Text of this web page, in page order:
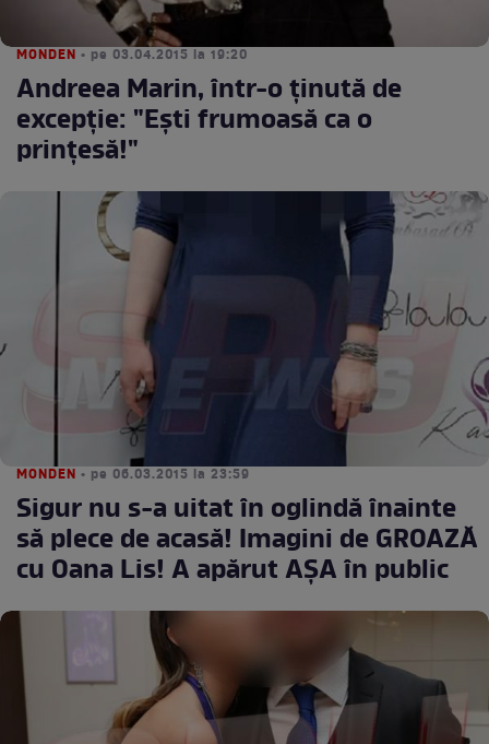
MONDEN • pe 03.04.2015 la 19:20
Andreea Marin, într-o ţinută de
excepţie: "Eşti frumoasă ca o
prinţesă!"
MONDEN • pe 06.03.2015 la 23:59
Sigur nu s-a uitat în oglindă înainte
să plece de acasă! Imagini de GROAZĂ
cu Oana Lis! A apărut AȘA în public